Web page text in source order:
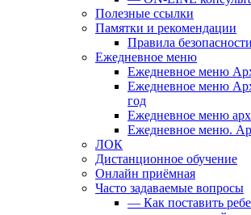
Полезные ссылки
Памятки и рекомендации
Правила безопасности
Ежедневное меню
Ежедневное меню
Ежедневное меню
год
Ежедневное меню
Ежедневное меню.
ЛОК
Дистанционное обучение
Онлайн приёмная
Часто задаваемые вопросы
— Как поставить